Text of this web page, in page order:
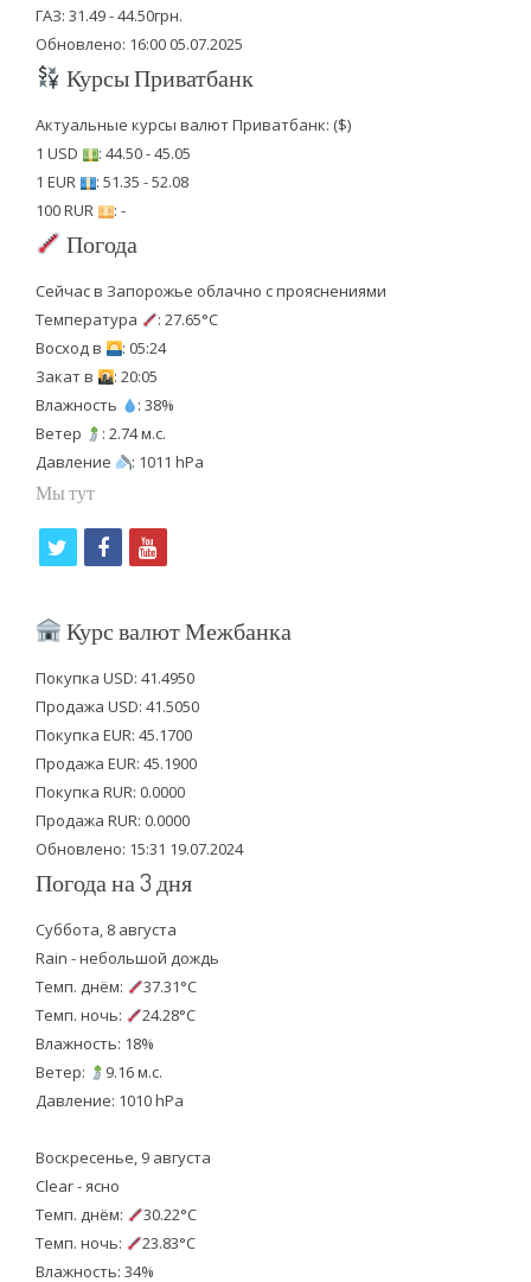
ГАЗ: 31.49 - 44.50грн.
Обновлено: 16:00 05.07.2025
Курсы Приватбанк
Актуальные курсы валют Приватбанк: ($)
1 USD
: 44.50 - 45.05
1 EUR
: 51.35 - 52.08
100 RUR
: -
Погода
Сейчас в Запорожье облачно с прояснениями
Температура
: 27.65°C
Восход в
: 05:24
Закат в
: 20:05
Влажность
: 38%
Ветер
: 2.74 м.с.
Давление
: 1011 hPa
Мы тут
i
t
e
r
f
c
b
o
o
k
y
u
u
b
e
Курс валют Межбанка
Покупка USD: 41.4950
Продажа USD: 41.5050
Покупка EUR: 45.1700
Продажа EUR: 45.1900
Покупка RUR: 0.0000
Продажа RUR: 0.0000
Обновлено: 15:31 19.07.2024
Погода на 3 дня
Суббота, 8 августа
Rain - небольшой дождь
Темп. днём:
37.31°C
Темп. ночь:
24.28°C
Влажность: 18%
Ветер:
9.16 м.с.
Давление: 1010 hPa
Воскресенье, 9 августа
Clear - ясно
Темп. днём:
30.22°C
Темп. ночь:
23.83°C
Влажность: 34%